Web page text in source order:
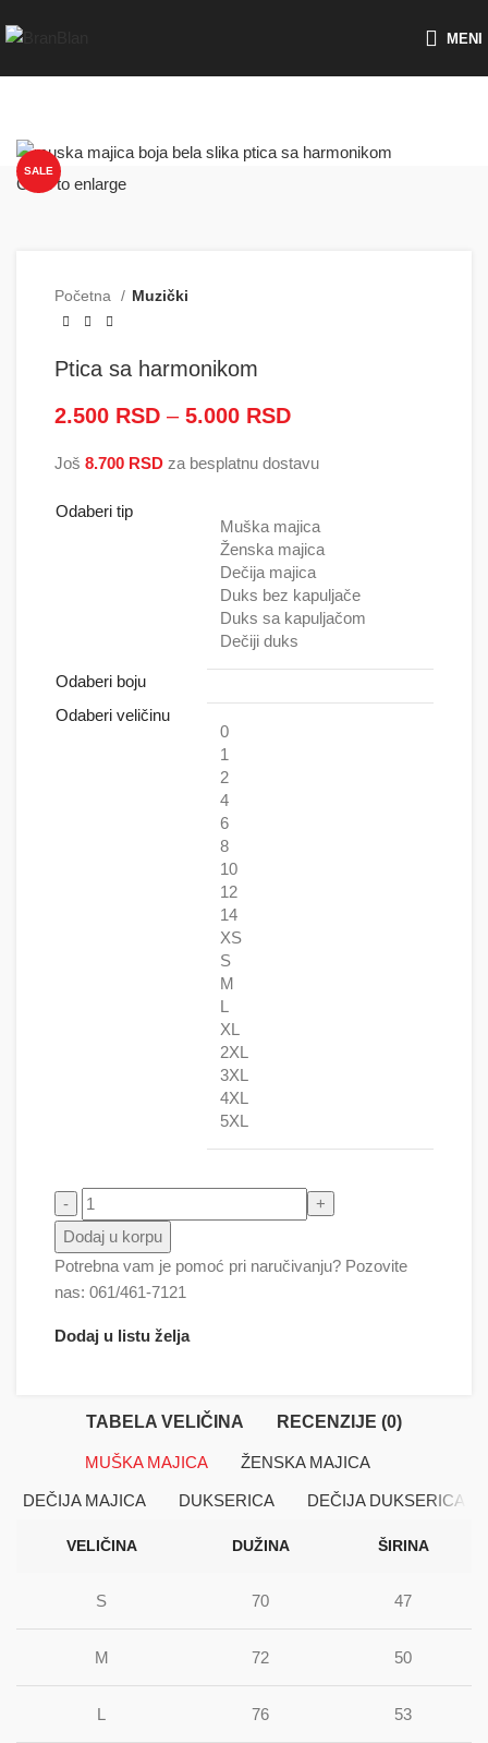
MENI
SALE
Click to enlarge
Početna Muzički
Ptica sa harmonikom
2.500 RSD – 5.000 RSD
5.000 RSD
Još 8.700 RSD za besplatnu dostavu
Odaberi tip
Muška majica
Ženska majica
Dečija majica
Duks bez kapuljače
Duks sa kapuljačom
Dečiji duks
Odaberi boju
Odaberi veličinu
0
1
2
4
6
8
10
12
14
XS
S
M
L
XL
2XL
3XL
4XL
5XL
Ptica sa harmonikom količina
Dodaj u korpu
Potrebna vam je pomoć pri naručivanju? Pozovite
nas: 061/461-7121
Dodaj u listu želja
TABELA VELIČINA RECENZIJE (0)
MUŠKA MAJICA ŽENSKA MAJICA
DEČIJA MAJICA DUKSERICA DEČIJA DUKSERICA
VELIČINA DUŽINA ŠIRINA
S 70 47
M 72 50
L 76 53
Besplatna dostava za porudžbine preko